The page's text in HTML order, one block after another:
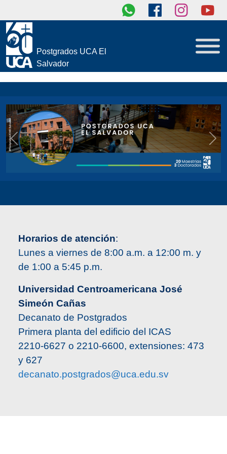
Postgrados UCA El
Salvador
Universidad Centroamericana José
Simeón Cañas
Decanato de Postgrados
Primera planta del edificio del ICAS
2210-6627 o 2210-6600, extensiones: 473
y 627
decanato.postgrados@uca.edu.sv
Horarios de atención:
Lunes a viernes de 8:00 a.m. a 12:00 m. y
de 1:00 a 5:45 p.m.